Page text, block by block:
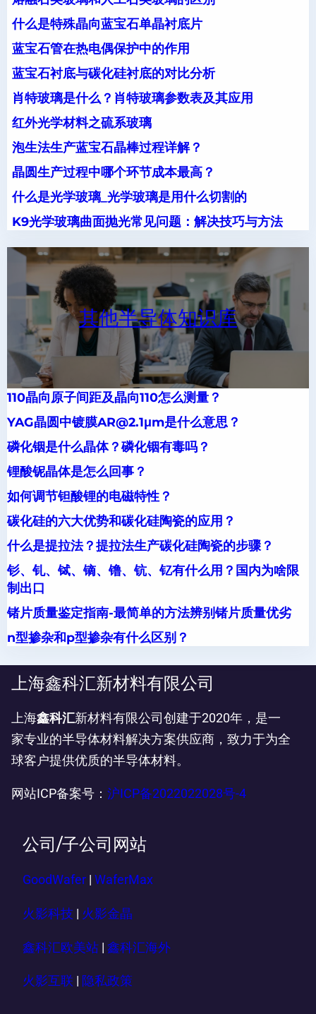
什么是特殊晶向蓝宝石单晶衬底片
蓝宝石管在热电偶保护中的作用
蓝宝石衬底与碳化硅衬底的对比分析
肖特玻璃是什么？肖特玻璃参数表及其应用
红外光学材料之硫系玻璃
泡生法生产蓝宝石晶棒过程详解？
晶圆生产过程中哪个环节成本最高？
什么是光学玻璃_光学玻璃是用什么切割的
K9光学玻璃曲面抛光常见问题：解决技巧与方法
其他半导体知识库
110晶向原子间距及晶向110怎么测量？
YAG晶圆中镀膜AR@2.1μm是什么意思？
磷化铟是什么晶体？磷化铟有毒吗？
锂酸铌晶体是怎么回事？
如何调节钽酸锂的电磁特性？
碳化硅的六大优势和碳化硅陶瓷的应用？
什么是提拉法？提拉法生产碳化硅陶瓷的步骤？
钐、钆、铽、镝、镥、钪、钇有什么用？国内为啥限
制出口
锗片质量鉴定指南-最简单的方法辨别锗片质量优劣
n型掺杂和p型掺杂有什么区别？
上海鑫科汇新材料有限公司
上海鑫科汇新材料有限公司创建于2020年，是一
家专业的半导体材料解决方案供应商，致力于为全
球客户提供优质的半导体材料。
网站ICP备案号： 沪ICP备2022022028号-4
公司/子公司网站
GoodWafer WaferMax
火影科技 火影金晶
鑫科汇欧美站 | 鑫科汇海外
火影互联 隐私政策